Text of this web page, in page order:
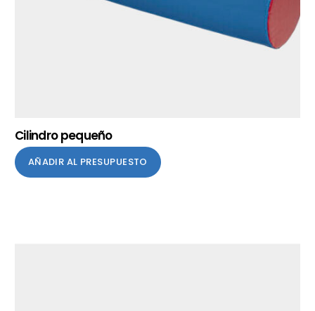
Cilindro pequeño
AÑADIR AL PRESUPUESTO